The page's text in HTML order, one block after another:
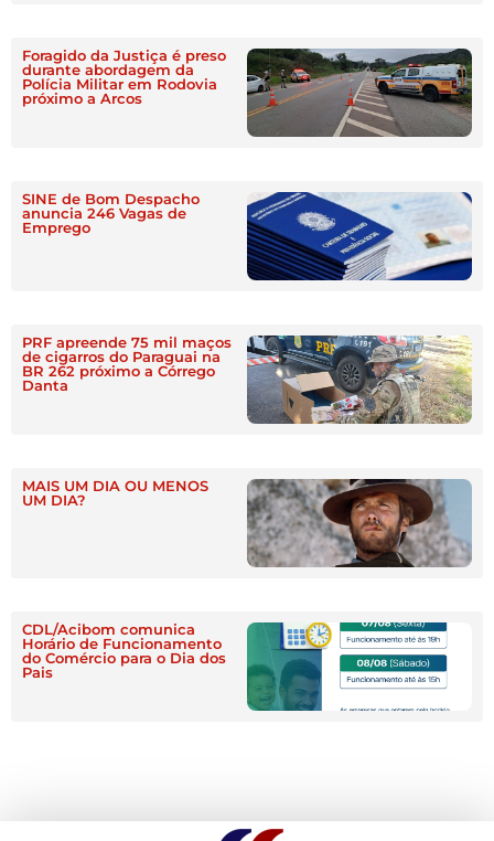
Foragido da Justiça é preso
durante abordagem da
Polícia Militar em Rodovia
próximo a Arcos
SINE de Bom Despacho
anuncia 246 Vagas de
Emprego
PRF apreende 75 mil maços
de cigarros do Paraguai na
BR 262 próximo a Córrego
Danta
MAIS UM DIA OU MENOS
UM DIA?
CDL/Acibom comunica
Horário de Funcionamento
do Comércio para o Dia dos
Pais